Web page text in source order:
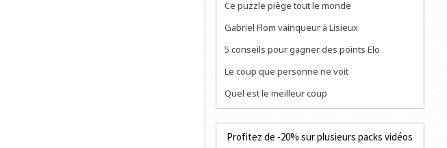
Ce puzzle piège tout le monde
Gabriel Flom vainqueur à Lisieux
5 conseils pour gagner des points Elo
Le coup que personne ne voit
Quel est le meilleur coup
Profitez de -20% sur plusieurs packs vidéos